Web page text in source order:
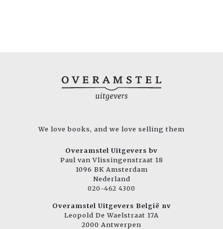
We love books, and we love selling them
Overamstel Uitgevers bv
Paul van Vlissingenstraat 18
1096 BK Amsterdam
Nederland
020-462 4300
Overamstel Uitgevers België nv
Leopold De Waelstraat 17A
2000 Antwerpen